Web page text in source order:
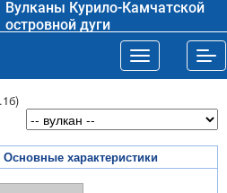
Вулканы Курило-Камчатской
островной дуги
Toggle
характеристики